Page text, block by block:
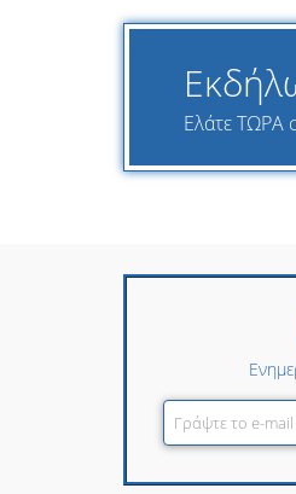
Ελάτε ΤΩΡΑ